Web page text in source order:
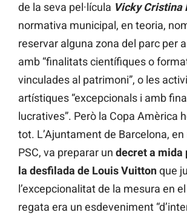
de la seva pel·lícula Vicky Cristina
normativa municipal, en teoria,
reservar alguna zona del parc per
amb “finalitats científiques o
vinculades al patrimoni”, o les
artístiques “excepcionals i amb
lucratives”. Però la Copa Amèrica
tot. L’Ajuntament de Barcelona,
PSC, va preparar un decret a mida
la desfilada de Louis Vuittonque
l’excepcionalitat de la mesura en
regata era un esdeveniment